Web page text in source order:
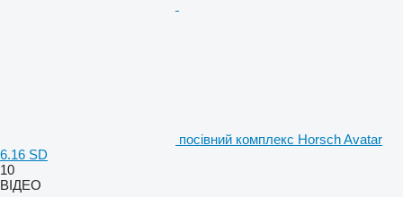
посівний комплекс Horsch Avatar
6.16 SD
10
ВІДЕО